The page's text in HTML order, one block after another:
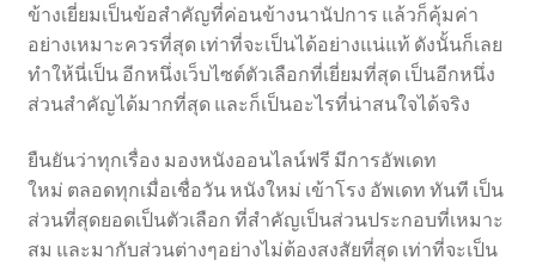
ข้างเยี่ยมเป็นข้อสำคัญที่ค่อนข้างนานัปการ แล้วก็คุ้มค่า
อย่างเหมาะควรที่สุด เท่าที่จะเป็นได้อย่างแน่แท้ ดังนั้นก็เลย
ทำให้นี่เป็น อีกหนึ่งเว็บไซต์ตัวเลือกที่เยี่ยมที่สุด เป็นอีกหนึ่ง
ส่วนสำคัญได้มากที่สุด และก็เป็นอะไรที่น่าสนใจได้จริง
ยืนยันว่าทุกเรื่อง มองหนังออนไลน์ฟรี มีการอัพเดท
ใหม่ ตลอดทุกเมื่อเชื่อวัน หนังใหม่ เข้าโรง อัพเดท ทันที เป็น
ส่วนที่สุดยอดเป็นตัวเลือก ที่สำคัญเป็นส่วนประกอบที่เหมาะ
สม และมากับส่วนต่างๆอย่างไม่ต้องสงสัยที่สุด เท่าที่จะเป็น